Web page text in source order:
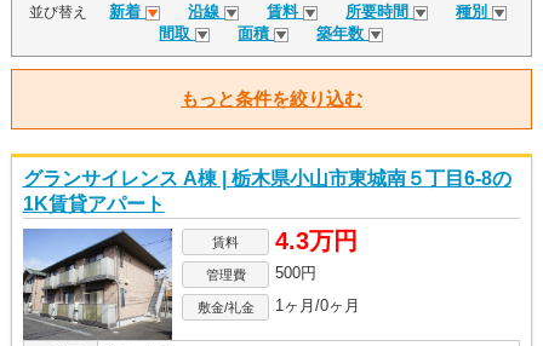
並び替え 新着 沿線 賃料 所要時間
種別
間取
面積 築年数
もっと条件を絞り込む
グランサイレンス A棟 | 栃木県小山市東城南５丁目6-8の
1K賃貸アパート
賃料 4.3万円
管理費 500円
敷金/礼金 1ヶ月/0ヶ月